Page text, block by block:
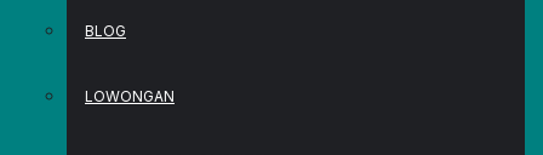
BLOG
LOWONGAN